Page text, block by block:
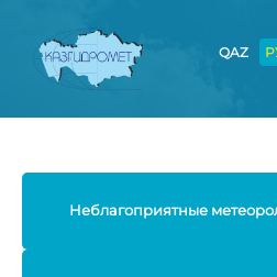
QAZ
Неблагоприятные